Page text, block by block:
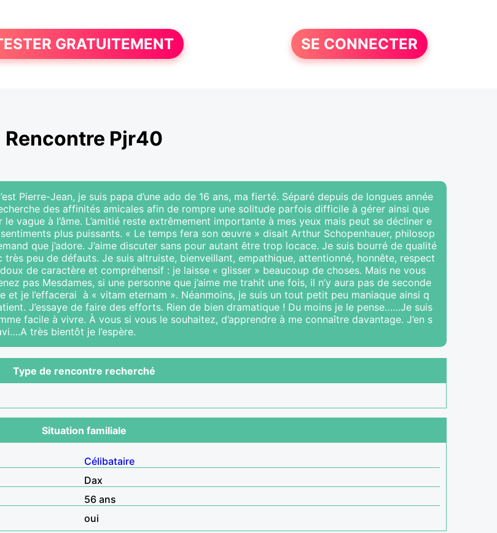
GRATUITEMENT SE CONNECTER
Rencontre Pjr40
Pierre-Jean, je suis papa d’une ado de 16 ans, ma fierté. Séparé depuis de longues année
des affinités amicales afin de rompre une solitude parfois difficile à gérer ainsi que
le vague à l’âme. L’amitié reste extrêmement importante à mes yeux mais peut se décliner e
plus puissants. « Le temps fera son œuvre » disait Arthur Schopenhauer, philosop
que j’adore. J’aime discuter sans pour autant être trop locace. Je suis bourré de qualité
très peu de défauts. Je suis altruiste, bienveillant, empathique, attentionné, honnête, respect
de caractère et compréhensif : je laisse « glisser » beaucoup de choses. Mais ne vous
pas Mesdames, si une personne que j’aime me trahit une fois, il n’y aura pas de seconde
et je l’effacerai à « vitam eternam ». Néanmoins, je suis un tout petit peu maniaque ainsi q
J’essaye de faire des efforts. Rien de bien dramatique ! Du moins je le pense……Je suis
facile à vivre. À vous si vous le souhaitez, d’apprendre à me connaître davantage. J’en s
très bientôt je l’espère.
Type de rencontre recherché
Situation familiale
Célibataire
Dax
56 ans
oui